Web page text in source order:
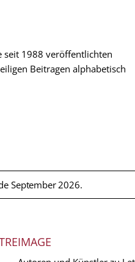
seit 1988 veröffentlichten
Beitragen alphabetisch
September 2026.
IMAGE